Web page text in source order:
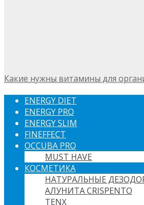
Какие нужны витамины для
ENERGY DIET
ENERGY PRO
ENERGY SLIM
FINEFFECT
OCCUBA PRO
MUST HAVE
КОСМЕТИКА
НАТУРАЛЬНЫЕ
АЛУНИТА CRISPENTO
TENX